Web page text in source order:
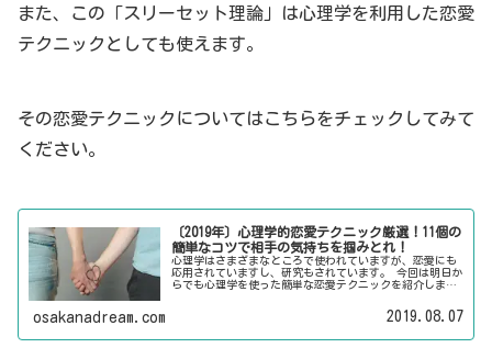
また、この「スリーセット理論」は心理学を利用した恋愛
テクニックとしても使えます。
その恋愛テクニックについてはこちらをチェックしてみて
ください。
〔2019年〕心理学的恋愛テクニック厳選！11個の
簡単なコツで相手の気持ちを掴みとれ！
心理学はさまざまなところで使われていますが、恋愛にも
応用されていますし、研究もされています。 今回は明日か
らでも心理学を使った簡単な恋愛テクニックを紹介しま
が、今回はシチュエーション別に3つの段階に分けてより使
osakanadream.com 2019.08.07